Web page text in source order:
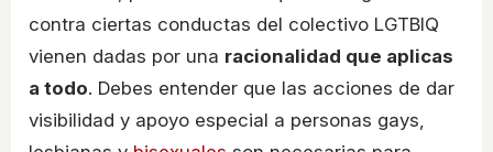
contra ciertas conductas del colectivo LGTBIQ
vienen dadas por una racionalidad que aplicas
a todo. Debes entender que las acciones de dar
visibilidad y apoyo especial a personas gays,